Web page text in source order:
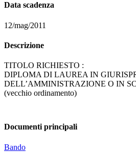
Data scadenza
12/mag/2011
Descrizione
TITOLO RICHIESTO :
DIPLOMA DI LAUREA IN
DELL’AMMINISTRAZIONE O IN
(vecchio ordinamento)
Documenti principali
Bando